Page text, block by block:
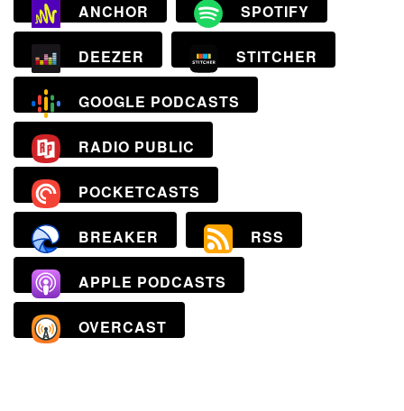
ANCHOR SPOTIFY
DEEZER STITCHER
GOOGLE PODCASTS
RADIO PUBLIC
POCKETCASTS
BREAKER RSS
APPLE PODCASTS
OVERCAST